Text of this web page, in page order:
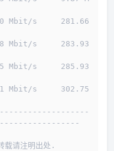
请注明出处.